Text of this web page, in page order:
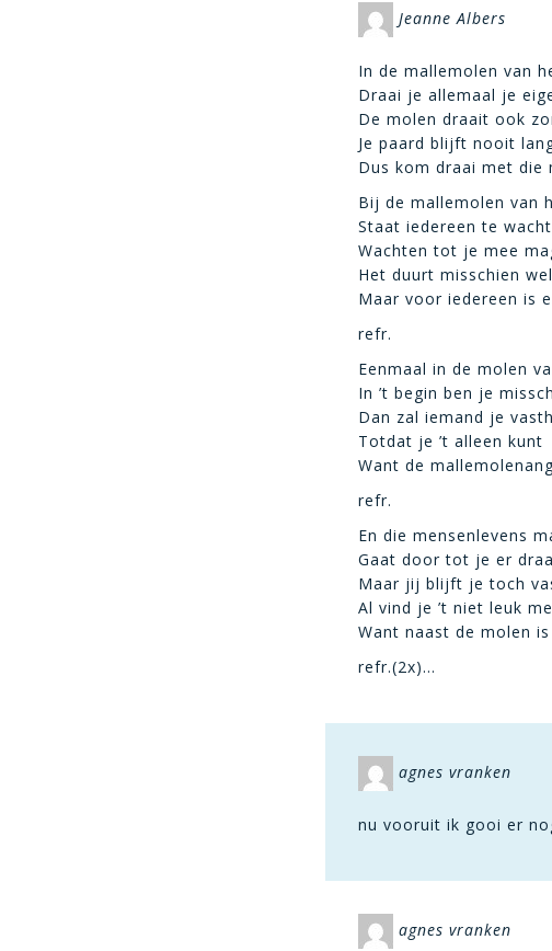
Jeanne Albers
In de mallemolen van
Draai je allemaal je
De molen draait ook
Je paard blijft nooit
Dus kom draai met die
Bij de mallemolen van
Staat iedereen te
Wachten tot je mee
Het duurt misschien
Maar voor iedereen is
refr.
Eenmaal in de molen
In ’t begin ben je
Dan zal iemand je
Totdat je ’t alleen kunt
Want de
refr.
En die mensenlevens
Gaat door tot je er
Maar jij blijft je toch
Al vind je ’t niet leuk
Want naast de molen
refr.(2x)…
agnes vranken
nu vooruit ik gooi er
agnes vranken